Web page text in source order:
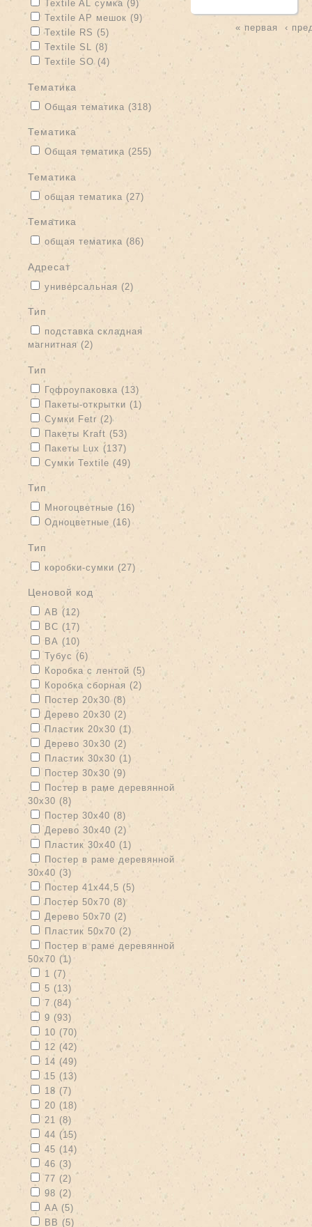
Textile AL сумка (9)
Apply Textile AP мешок filter
Textile AP мешок (9) Apply Textile AP мешок filter
Apply Textile RS filter
Textile RS (5) Apply Textile RS filter
Apply Textile SL filter
Textile SL (8) Apply Textile SL filter
Apply Textile SO filter
Textile SO (4) Apply Textile SO filter
тематика
Apply Общая тематика filter
Общая тематика (318) Apply Общая тематика filter
тематика
Apply Общая тематика filter
Общая тематика (255)
тематика
Apply общая тематика filter
общая тематика (27)
Тематика
Apply общая тематика filter
общая тематика (86) Apply общая тематика filter
адресат
Apply универсальная filter
универсальная (2) Apply универсальная filter
тип
Apply подставка складная магнитная filter
подставка складная
магнитная (2) Apply подставка складная магнитная filter
тип
Apply Гофроупаковка filter
Гофроупаковка (13) Apply Гофроупаковка filter
Apply Пакеты-открытки filter
Пакеты-открытки (1) Apply Пакеты-открытки filter
Apply Сумки Fetr filter
Сумки Fetr (2)Apply Сумки Fetr filter
Apply Пакеты Kraft filter
Пакеты Kraft (53) Apply Пакеты Kraft filter
Apply Пакеты Lux filter
Пакеты Lux (137) Apply Пакеты Lux filter
Apply Сумки Textile filter
Сумки Textile (49) Apply Сумки Textile filter
тип
Apply Многоцветные filter
Многоцветные (16) Apply Многоцветные filter
Apply Одноцветные filter
Одноцветные (16) Apply Одноцветные filter
тип
Apply коробки-сумки filter
коробки-сумки (27) Apply коробки-сумки filter
Ценовой код
Apply АВ filter
АВ (12)
Apply ВС filter
ВС (17) Apply ВС filter
Apply ВА filter
ВА (10)
Apply Тубус filter
Тубус (6) Apply Тубус filter
Apply Коробка с лентой filter
Коробка с лентой (5) Apply Коробка с лентой filter
Apply Коробка сборная filter
Коробка сборная (2) Apply Коробка сборная filter
Apply Постер 20х30 filter
Постер 20х30 (8) Apply Постер 20х30 filter
Apply Дерево 20х30 filter
Дерево 20х30 (2) Apply Дерево 20х30 filter
Apply Пластик 20х30 filter
Пластик 20х30 (1) Apply Пластик 20х30 filter
Apply Дерево 30х30 filter
Дерево 30х30 (2) Apply Дерево 30х30 filter
Apply Пластик 30х30 filter
Пластик 30х30 (1) Apply Пластик 30х30 filter
Apply Постер 30х30 filter
Постер 30х30 (9) Apply Постер 30х30 filter
Apply Постер в раме деревянной 30х30 filter
Постер в раме деревянной
30х30 (8) Apply Постер в раме деревянной 30х30 filter
Apply Постер 30х40 filter
Постер 30х40 (8)
Apply Дерево 30х40 filter
Дерево 30х40 (2) Apply Дерево 30х40 filter
Apply Пластик 30х40 filter
Пластик 30х40 (1) Apply Пластик 30х40 filter
Apply Постер в раме деревянной 30х40 filter
Постер в раме деревянной
30х40 (3) Apply Постер в раме деревянной 30х40 filter
Apply Постер 41х44,5 filter
Постер 41х44,5 (5) Apply Постер 41х44,5 filter
Apply Постер 50х70 filter
Постер 50х70 (8)Apply Постер 50х70 filter
Apply Дерево 50х70 filter
Дерево 50х70 (2) Apply Дерево 50х70 filter
Apply Пластик 50х70 filter
Пластик 50х70 (2) Apply Пластик 50х70 filter
Apply Постер в раме деревянной 50х70 filter
Постер в раме деревянной
50х70 (1) Apply Постер в раме деревянной 50х70 filter
Apply 1 filter
1 (7) Apply 1 filter
Apply 5 filter
5 (13)
Apply 7 filter
7 (84) Apply 7 filter
Apply 9 filter
9 (93) Apply 9 filter
Apply 10 filter
10 (70) Apply 10 filter
Apply 12 filter
12 (42) Apply 12 filter
Apply 14 filter
14 (49)
Apply 15 filter
15 (13) Apply 15 filter
Apply 18 filter
18 (7) Apply 18 filter
Apply 20 filter
20 (18) Apply 20 filter
Apply 21 filter
21 (8) Apply 21 filter
Apply 44 filter
44 (15)
Apply 45 filter
45 (14) Apply 45 filter
Apply 46 filter
46 (3)
Apply 77 filter
77 (2) Apply 77 filter
Apply 98 filter
98 (2) Apply 98 filter
Apply AA filter
AA (5)
Apply BB filter
BB (5) Apply BB filter
Страницы
« первая ‹